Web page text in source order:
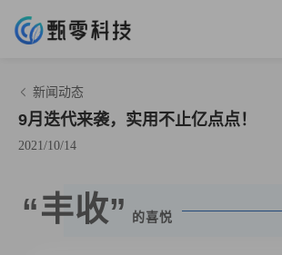
新闻动态
9月迭代来袭，实用不止亿点点！
2021/10/14
“丰收” 的喜悦